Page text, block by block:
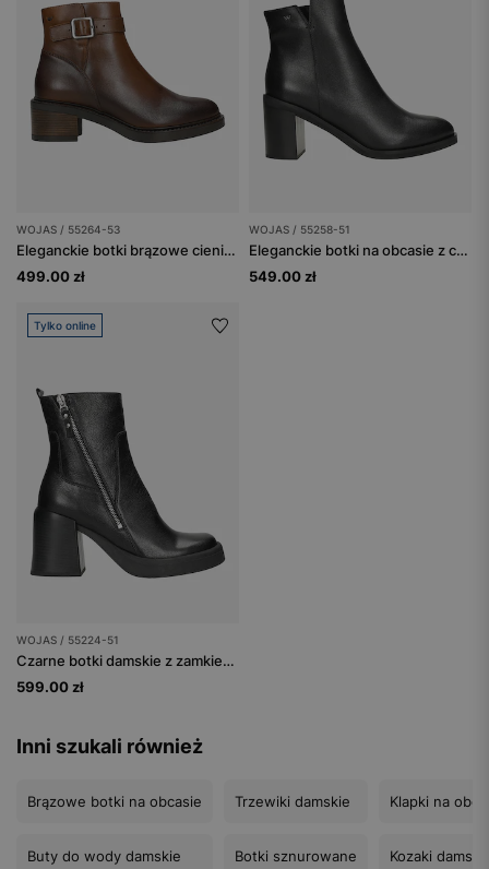
WOJAS / 55264-53
Eleganckie botki brązowe cieniowane
499.00 zł
WOJAS / 55258-51
Eleganckie botki na obcasie z czarnej skóry licowej
549.00 zł
Tylko online
WOJAS / 55224-51
Czarne botki damskie z zamkiem na cholewce
599.00 zł
Inni szukali również
Brązowe botki na obcasie
Buty do wody damskie
Trzewiki damskie
Botki sznurowane
Klapki na
Kozaki